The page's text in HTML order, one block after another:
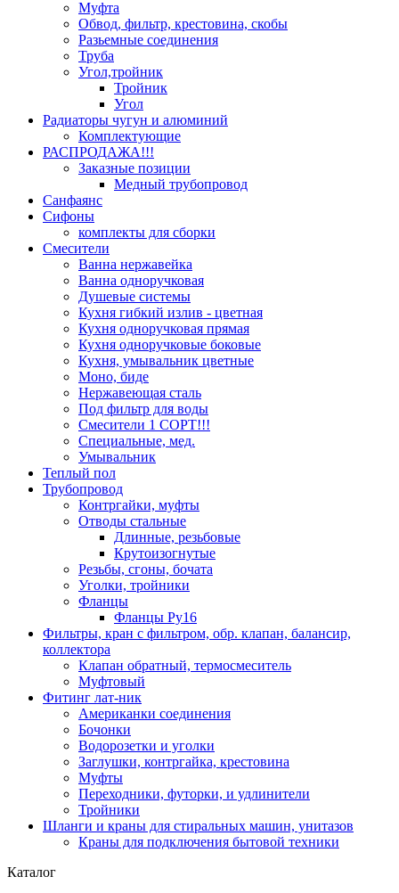
Муфта
Обвод, фильтр, крестовина, скобы
Разьемные соединения
Труба
Угол,тройник
Тройник
Угол
Радиаторы чугун и алюминий
Комплектующие
РАСПРОДАЖА!!!
Заказные позиции
Медный трубопровод
Санфаянс
Сифоны
комплекты для сборки
Смесители
Ванна нержавейка
Ванна одноручковая
Душевые системы
Кухня гибкий излив - цветная
Кухня одноручковая прямая
Кухня одноручковые боковые
Кухня, умывальник цветные
Моно, биде
Нержавеющая сталь
Под фильтр для воды
Смесители 1 СОРТ!!!
Специальные, мед.
Умывальник
Теплый пол
Трубопровод
Контргайки, муфты
Отводы стальные
Длинные, резьбовые
Крутоизогнутые
Резьбы, сгоны, бочата
Уголки, тройники
Фланцы
Фланцы Ру16
Фильтры, кран с фильтром, обр. клапан, балансир,
коллектора
Клапан обратный, термосмеситель
Муфтовый
Фитинг лат-ник
Американки соединения
Бочонки
Водорозетки и уголки
Заглушки, контргайка, крестовина
Муфты
Переходники, футорки, и удлинители
Тройники
Шланги и краны для стиральных машин, унитазов
Краны для подключения бытовой техники
Каталог